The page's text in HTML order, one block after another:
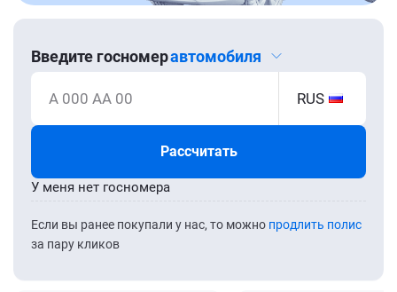
Введите госномеравтомобиля
А 000 АА 00 RUS
Рассчитать
Если вы ранее покупали у нас, то можно продлить полис
за пару кликов
У меня нет госномера